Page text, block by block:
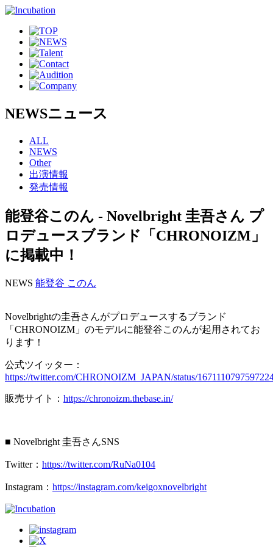
NEWSニュース
ALL
NEWS
Other
出演情報
発売情報
能登谷このん - Novelbright 圭吾さん プ
ロデュースブランド「CHRONOIZM」
に掲載中！
NEWS 能登谷 このん
Novelbrightの圭吾さんがプロデュースするブランド
「CHRONOIZM」のモデルに能登谷このんが起用されてお
ります！
公式ツイッター：
https://twitter.com/CHRONOIZM_JAPAN/status/
販売サイト： https://chronoizm.thebase.in/
■ Novelbright 圭吾さんSNS
Twitter： https://twitter.com/RuNa0104
Instagram： https://instagram.com/keigoxnovelbright